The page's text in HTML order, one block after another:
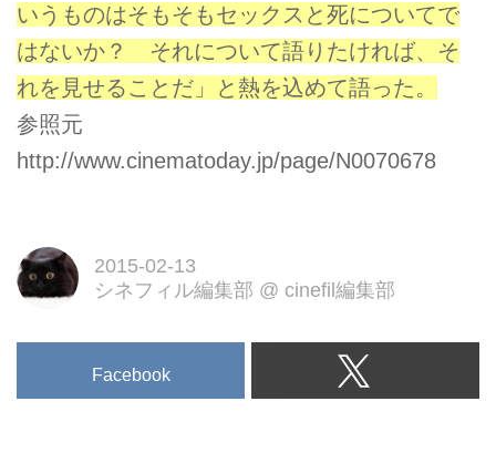
いうものはそもそもセックスと死についてで
はないか？ それについて語りたければ、そ
れを見せることだ」と熱を込めて語った。
参照元
http://www.cinematoday.jp/page/N0070678
2015-02-13
シネフィル編集部 @ cinefil編集部
Facebook